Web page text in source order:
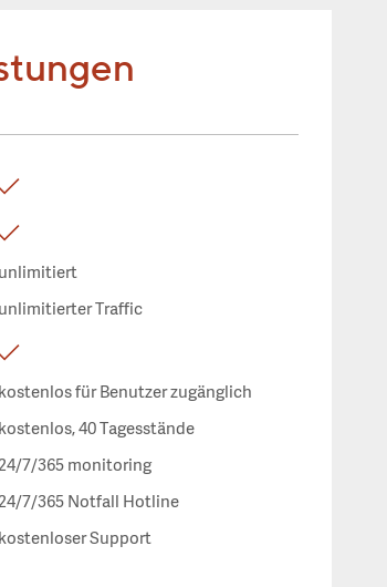
unlimitiert
unlimitierter Traffic
kostenlos für Benutzer zugänglich
kostenlos, 40 Tagesstände
7/365 monitoring
7/365 Notfall Hotline
kostenloser Support